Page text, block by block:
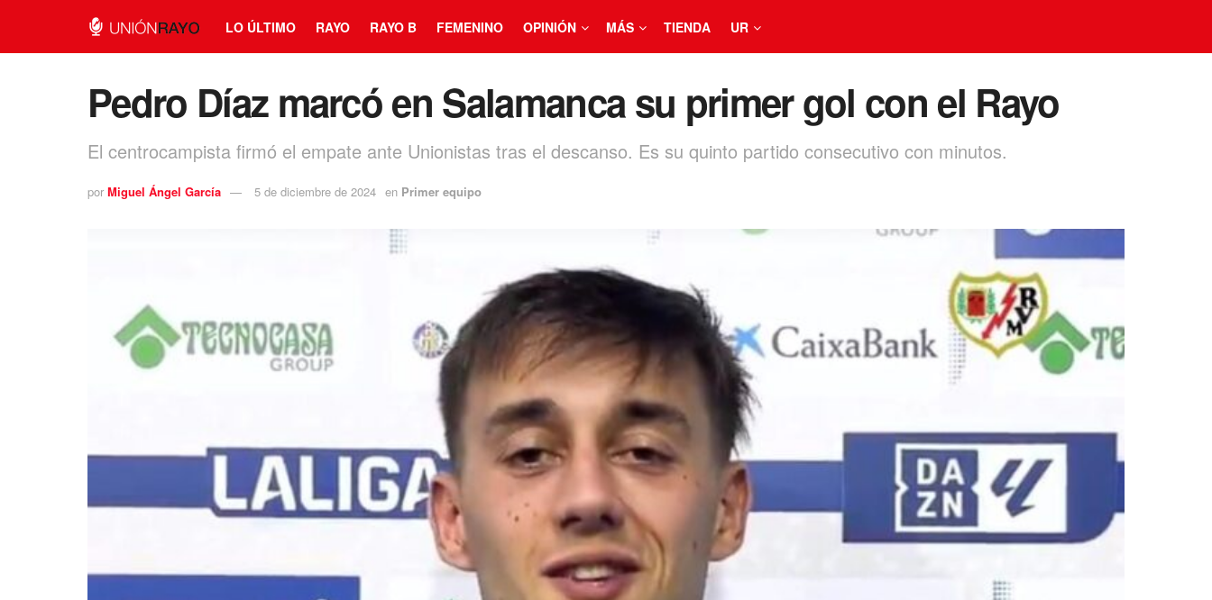
LO ÚLTIMO RAYO RAYO B FEMENINO OPINIÓN MÁS TIENDA UR
Pedro Díaz marcó en Salamanca su primer gol con el Rayo
El centrocampista firmó el empate ante Unionistas tras el descanso. Es su quinto partido consecutivo con minutos.
por Miguel Ángel García 5 de diciembre de 2024 en Primer equipo